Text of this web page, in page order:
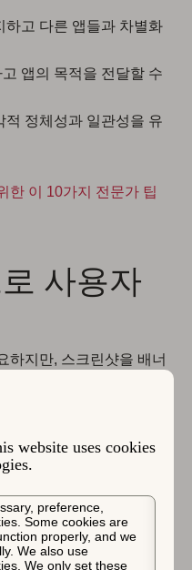
website uses cookies
preference,
Some cookies are
properly, and we
We also use
We only set these
하고 다른 앱들과 차별화
앱의 목적을 전달할 수
적 정체성과 일관성을 유
한 이 10가지 전문가 팁
사용자
하지만, 스크린샷을 배너
이고 자체 설명이 가능
전환을 도울 수 있습니다
은 피하는 것이 좋습니
장 눈에 띄므로, 이에 추
니다.